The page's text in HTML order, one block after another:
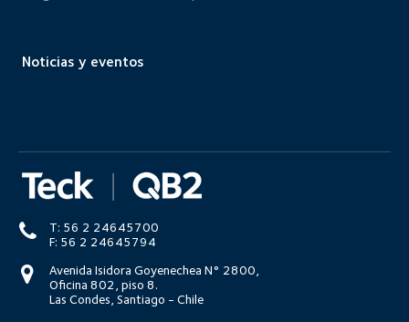
Noticias y eventos
T: 56 2 24645700
F: 56 2 24645794
Avenida Isidora Goyenechea N° 2800,
Oficina 802, piso 8.
Las Condes, Santiago - Chile